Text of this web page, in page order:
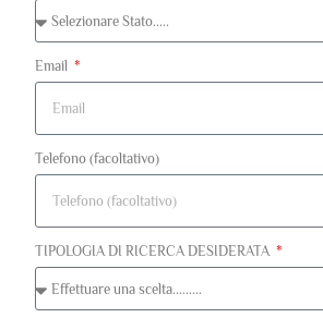
Email
Telefono (facoltativo)
TIPOLOGIA DI RICERCA DESIDERATA